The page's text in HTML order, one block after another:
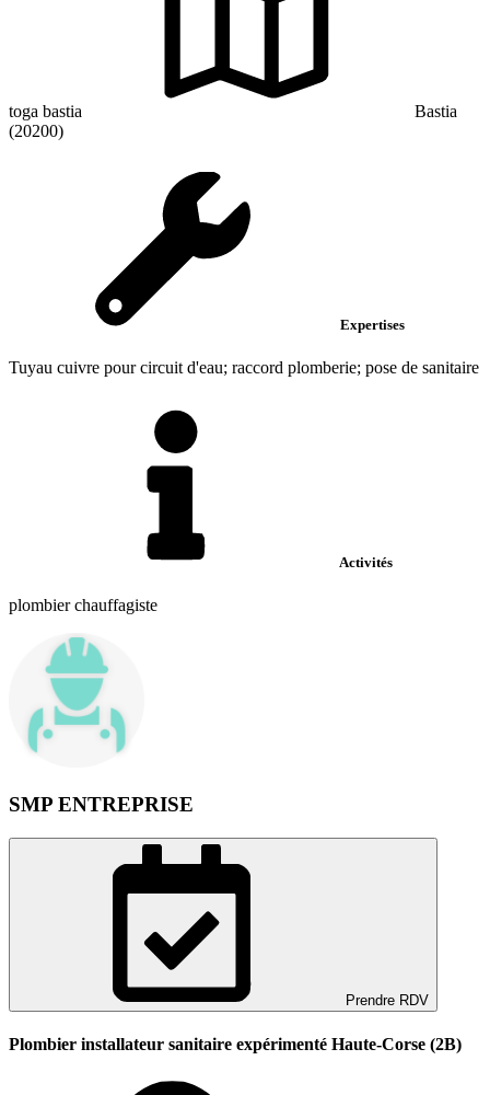
toga bastia
Bastia
(20200)
Expertises
Tuyau cuivre pour circuit d'eau; raccord plomberie; pose de sanitaire
Activités
plombier chauffagiste
SMP ENTREPRISE
Prendre RDV
Plombier installateur sanitaire expérimenté Haute-Corse (2B)